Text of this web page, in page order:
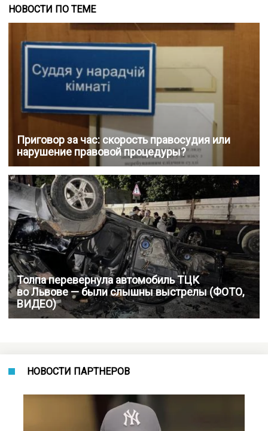
НОВОСТИ ПО ТЕМЕ
Приговор за час: скорость правосудия или
нарушение правовой процедуры?
Толпа перевернула автомобиль ТЦК
во Львове — были слышны выстрелы (ФОТО,
ВИДЕО)
НОВОСТИ ПАРТНЕРОВ